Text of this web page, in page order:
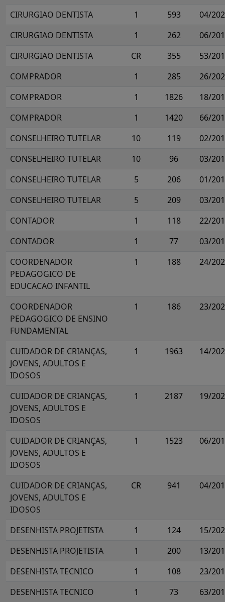
CIRURGIAO DENTISTA
1 593
04/
CIRURGIAO DENTISTA
1 262
06/
CIRURGIAO DENTISTA
CR 355
53/
COMPRADOR
1 285
26/
COMPRADOR
1 1826
18/
COMPRADOR
1 1420
66/
CONSELHEIRO TUTELAR
10 119
02/
CONSELHEIRO TUTELAR
10 96
03/
CONSELHEIRO TUTELAR
5 206
01/
CONSELHEIRO TUTELAR
5 209
03/
CONTADOR
1 118
22/
CONTADOR
1 77
03/
COORDENADOR
PEDAGOGICO DE
EDUCACAO INFANTIL
1 188 24/
COORDENADOR
PEDAGOGICO DE ENSINO
FUNDAMENTAL
1 186 23/
CUIDADOR DE CRIANÇAS,
JOVENS, ADULTOS E
IDOSOS
1 1963 14/
CUIDADOR DE CRIANÇAS,
JOVENS, ADULTOS E
IDOSOS
1 2187 19/
CUIDADOR DE CRIANÇAS,
JOVENS, ADULTOS E
IDOSOS
1 1523 06/
CUIDADOR DE CRIANÇAS,
JOVENS, ADULTOS E
IDOSOS
CR 941 04/
DESENHISTA PROJETISTA 1 124
15/
DESENHISTA PROJETISTA
1 200
13/
DESENHISTA TECNICO
1 108
23/
DESENHISTA TECNICO
1 73 63/